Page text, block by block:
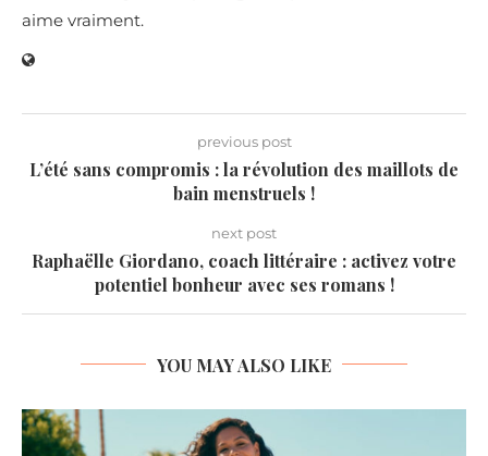
aime vraiment.
previous post
L’été sans compromis : la révolution des maillots de
bain menstruels !
next post
Raphaëlle Giordano, coach littéraire : activez votre
potentiel bonheur avec ses romans !
YOU MAY ALSO LIKE